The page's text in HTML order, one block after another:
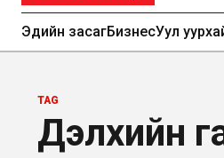
Эдийн засагБизнесУул
TAG
Дэлхийн